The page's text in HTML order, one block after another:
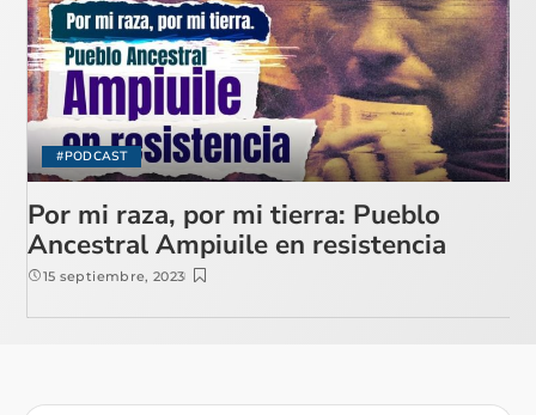
#PODCAST
Por mi raza, por mi tierra: Pueblo
Ancestral Ampiuile en resistencia
15 septiembre, 2023